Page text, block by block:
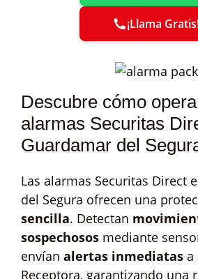
¡Llama
Descubre cómo
alarmas Securitas
Guardamar del
Las alarmas Securitas Direct
del Segura ofrecen una
sencilla. Detectan
sospechosos mediante
envían alertas inmediatas a
Receptora, garantizando una